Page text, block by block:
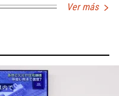
Ver más